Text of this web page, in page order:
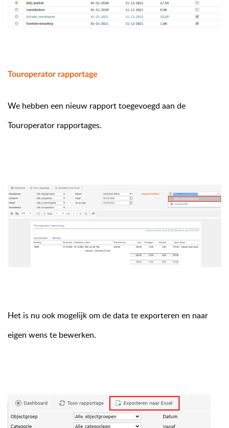
Touroperator rapportage
We hebben een nieuw rapport toegevoegd aan de
Touroperator rapportages.
Het is nu ook mogelijk om de data te exporteren en naar
eigen wens te bewerken.